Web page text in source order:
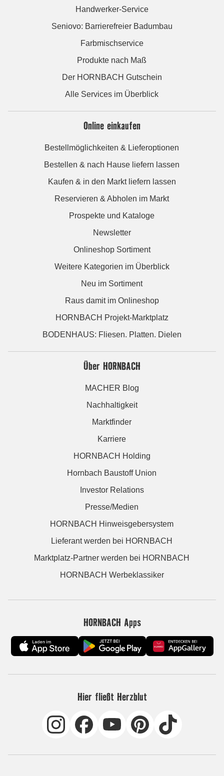
Handwerker-Service
Seniovo: Barrierefreier Badumbau
Farbmischservice
Produkte nach Maß
Der HORNBACH Gutschein
Alle Services im Überblick
Online einkaufen
Bestellmöglichkeiten & Lieferoptionen
Bestellen & nach Hause liefern lassen
Kaufen & in den Markt liefern lassen
Reservieren & Abholen im Markt
Prospekte und Kataloge
Newsletter
Onlineshop Sortiment
Weitere Kategorien im Überblick
Neu im Sortiment
Raus damit im Onlineshop
HORNBACH Projekt-Marktplatz
BODENHAUS: Fliesen. Platten. Dielen
Über HORNBACH
MACHER Blog
Nachhaltigkeit
Marktfinder
Karriere
HORNBACH Holding
Hornbach Baustoff Union
Investor Relations
Presse/Medien
HORNBACH Hinweisgebersystem
Lieferant werden bei HORNBACH
Marktplatz-Partner werden bei HORNBACH
HORNBACH Werbeklassiker
HORNBACH Apps
Hier fließt Herzblut